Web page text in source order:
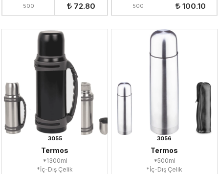
500 72.80 500 100.10
3055
Termos
*1300ml
*İç-Dış Çelik
3056
Termos
*500ml
*İç-Dış Çelik